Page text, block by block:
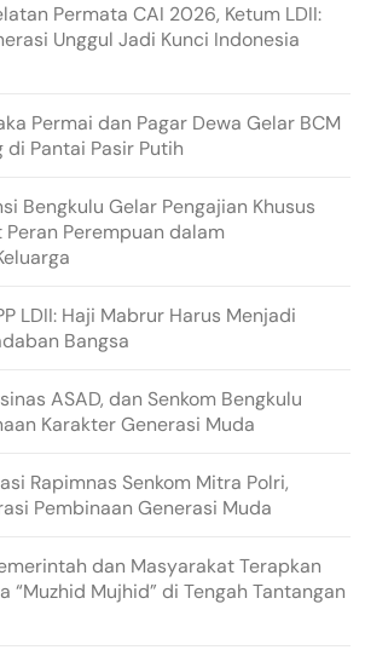
Permata CAI 2026, Ketum LDII:
Unggul Jadi Kunci Indonesia
Permai dan Pagar Dewa Gelar BCM
di Pantai Pasir Putih
Bengkulu Gelar Pengajian Khusus
Peran Perempuan dalam
LDII: Haji Mabrur Harus Menjadi
Bangsa
ASAD, dan Senkom Bengkulu
Karakter Generasi Muda
Rapimnas Senkom Mitra Polri,
Pembinaan Generasi Muda
dan Masyarakat Terapkan
“Muzhid Mujhid” di Tengah Tantangan